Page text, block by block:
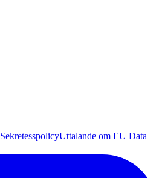
SekretesspolicyUttalande om EU Data